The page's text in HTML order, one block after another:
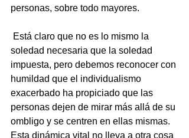
personas, sobre todo mayores.
soledad necesaria que la soledad
impuesta, pero debemos reconocer con
humildad que el individualismo
exacerbado ha propiciado que las
personas dejen de mirar más allá de su
ombligo y se centren en ellas mismas.
Esta dinámica vital no lleva a otra cosa